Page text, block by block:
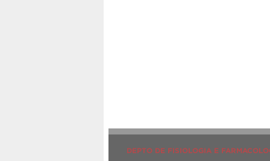
DEPTO DE FISIOLOGIA E